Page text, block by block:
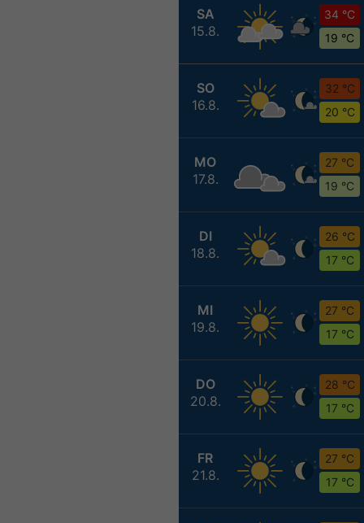
SA
15.8.
34 °C
19 °C
SO
16.8.
32 °C
20 °C
MO
17.8.
27 °C
19 °C
DI
18.8.
26 °C
17 °C
MI
19.8.
27 °C
17 °C
DO
20.8.
28 °C
17 °C
FR
21.8.
27 °C
17 °C